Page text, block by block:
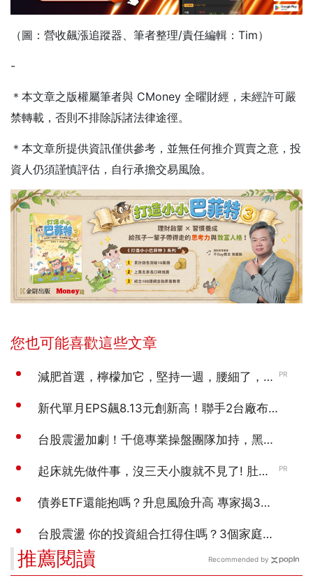
（圖：營收飆漲追蹤器、筆者整理/責任編輯：Tim）
-
＊本文章之版權屬筆者與 CMoney 全曜財經，未經許可嚴
禁轉載，否則不排除訴諸法律途徑。
＊本文章所提供資訊僅供參考，並無任何推介買賣之意，投
資人仍須謹慎評估，自行承擔交易風險。
推薦閱讀 Recommended by